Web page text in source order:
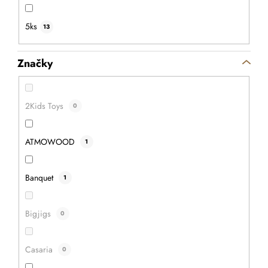
5ks 13
Značky
2Kids Toys 0
ATMOWOOD 1
Banquet 1
Bigjigs 0
Casaria 0